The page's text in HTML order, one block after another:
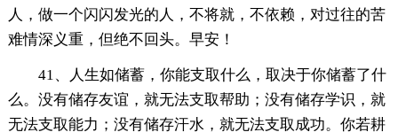
人，做一个闪闪发光的人，不将就，不依赖，对过往的苦
难情深义重，但绝不回头。早安！
41、人生如储蓄，你能支取什么，取决于你储蓄了什
么。没有储存友谊，就无法支取帮助；没有储存学识，就
无法支取能力；没有储存汗水，就无法支取成功。你若耕